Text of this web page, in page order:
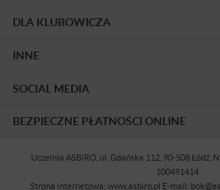
DLA KLUBOWICZA
INNE
SOCIAL MEDIA
BEZPIECZNE PŁATNOŚCI ONLINE
Uczelnia ASBiRO, ul. Gdańska 112, 90-508 Łódź,
100491414
Strona internetowa: www.asbiro.pl E-mail: